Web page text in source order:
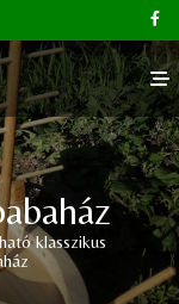
klasszikus